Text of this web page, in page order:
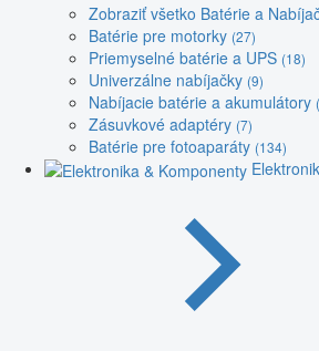
Zobraziť všetko Batérie a
Batérie pre motorky (27)
Priemyselné batérie a UPS (18)
Univerzálne nabíjačky (9)
Nabíjacie batérie a akumulátory
Zásuvkové adaptéry (7)
Batérie pre fotoaparáty (134)